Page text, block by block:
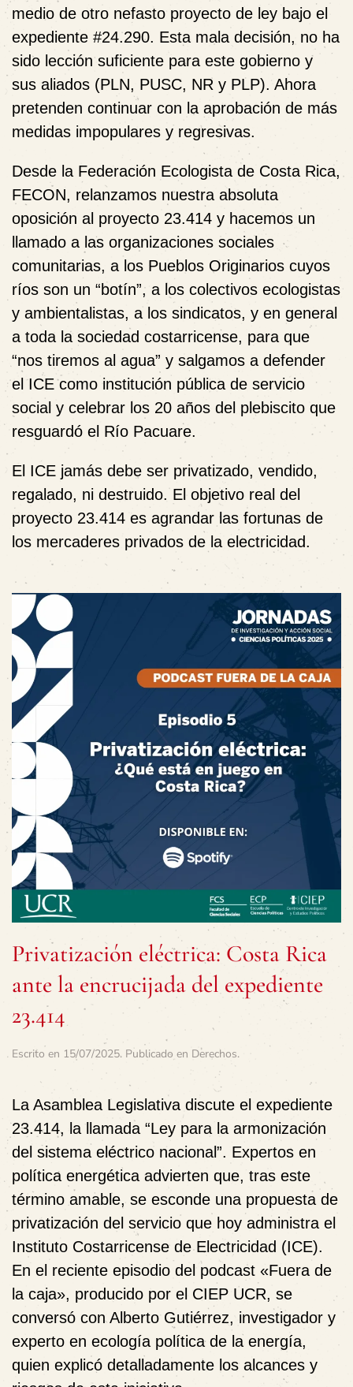
medio de otro nefasto proyecto de ley bajo el
expediente #24.290. Esta mala decisión, no ha
sido lección suficiente para este gobierno y
sus aliados (PLN, PUSC, NR y PLP). Ahora
pretenden continuar con la aprobación de más
medidas impopulares y regresivas.
Desde la Federación Ecologista de Costa Rica,
FECON, relanzamos nuestra absoluta
oposición al proyecto 23.414 y hacemos un
llamado a las organizaciones sociales
comunitarias, a los Pueblos Originarios cuyos
ríos son un “botín”, a los colectivos ecologistas
y ambientalistas, a los sindicatos, y en general
a toda la sociedad costarricense, para que
“nos tiremos al agua” y salgamos a defender
el ICE como institución pública de servicio
social y celebrar los 20 años del plebiscito que
resguardó el Río Pacuare.
El ICE jamás debe ser privatizado, vendido,
regalado, ni destruido. El objetivo real del
proyecto 23.414 es agrandar las fortunas de
los mercaderes privados de la electricidad.
Privatización eléctrica: Costa Rica
ante la encrucijada del expediente
23.414
Escrito en 15/07/2025. Publicado en Derechos.
La Asamblea Legislativa discute el expediente
23.414, la llamada “Ley para la armonización
del sistema eléctrico nacional”. Expertos en
política energética advierten que, tras este
término amable, se esconde una propuesta de
privatización del servicio que hoy administra el
Instituto Costarricense de Electricidad (ICE).
En el reciente episodio del podcast «Fuera de
la caja», producido por el CIEP UCR, se
conversó con Alberto Gutiérrez, investigador y
experto en ecología política de la energía,
quien explicó detalladamente los alcances y